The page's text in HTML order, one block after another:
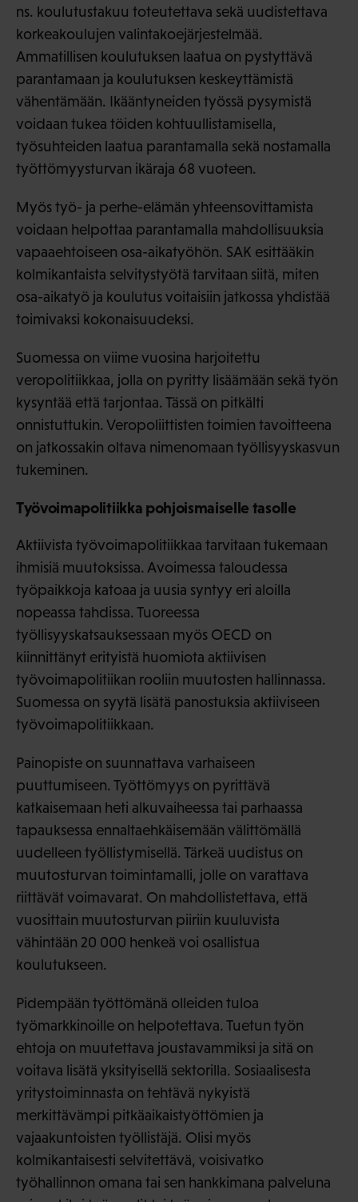
ns. koulutustakuu toteutettava sekä uudistettava
korkeakoulujen valintakoejärjestelmää.
Ammatillisen koulutuksen laatua on pystyttävä
parantamaan ja koulutuksen keskeyttämistä
vähentämään. Ikääntyneiden työssä pysymistä
voidaan tukea töiden kohtuullistamisella,
työsuhteiden laatua parantamalla sekä nostamalla
työttömyysturvan ikäraja 68 vuoteen.
Myös työ- ja perhe-elämän yhteensovittamista
voidaan helpottaa parantamalla mahdollisuuksia
vapaaehtoiseen osa-aikatyöhön. SAK esittääkin
kolmikantaista selvitystyötä tarvitaan siitä, miten
osa-aikatyö ja koulutus voitaisiin jatkossa yhdistää
toimivaksi kokonaisuudeksi.
Suomessa on viime vuosina harjoitettu
veropolitiikkaa, jolla on pyritty lisäämään sekä työn
kysyntää että tarjontaa. Tässä on pitkälti
onnistuttukin. Veropoliittisten toimien tavoitteena
on jatkossakin oltava nimenomaan työllisyyskasvun
tukeminen.
Työvoimapolitiikka pohjoismaiselle tasolle
Aktiivista työvoimapolitiikkaa tarvitaan tukemaan
ihmisiä muutoksissa. Avoimessa taloudessa
työpaikkoja katoaa ja uusia syntyy eri aloilla
nopeassa tahdissa. Tuoreessa
työllisyyskatsauksessaan myös OECD on
kiinnittänyt erityistä huomiota aktiivisen
työvoimapolitiikan rooliin muutosten hallinnassa.
Suomessa on syytä lisätä panostuksia aktiiviseen
työvoimapolitiikkaan.
Painopiste on suunnattava varhaiseen
puuttumiseen. Työttömyys on pyrittävä
katkaisemaan heti alkuvaiheessa tai parhaassa
tapauksessa ennaltaehkäisemään välittömällä
uudelleen työllistymisellä. Tärkeä uudistus on
muutosturvan toimintamalli, jolle on varattava
riittävät voimavarat. On mahdollistettava, että
vuosittain muutosturvan piiriin kuuluvista
vähintään 20 000 henkeä voi osallistua
koulutukseen.
Pidempään työttömänä olleiden tuloa
työmarkkinoille on helpotettava. Tuetun työn
ehtoja on muutettava joustavammiksi ja sitä on
voitava lisätä yksityisellä sektorilla. Sosiaalisesta
yritystoiminnasta on tehtävä nykyistä
merkittävämpi pitkäaikaistyöttömien ja
vajaakuntoisten työllistäjä. Olisi myös
kolmikantaisesti selvitettävä, voisivatko
työhallinnon omana tai sen hankkimana palveluna